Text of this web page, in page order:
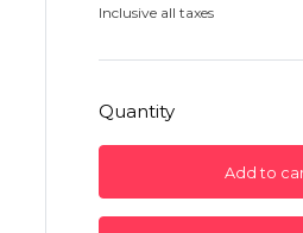
Inclusive all taxes
Quantity
Add to